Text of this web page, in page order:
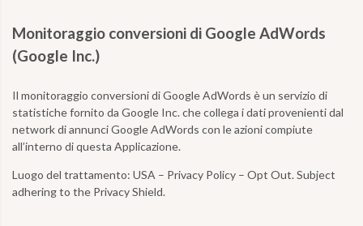
Monitoraggio conversioni di Google AdWords
(Google Inc.)
Il monitoraggio conversioni di Google AdWords è un servizio di
statistiche fornito da Google Inc. che collega i dati provenienti dal
network di annunci Google AdWords con le azioni compiute
all’interno di questa Applicazione.
Luogo del trattamento: USA – Privacy Policy – Opt Out. Subject
adhering to the Privacy Shield.